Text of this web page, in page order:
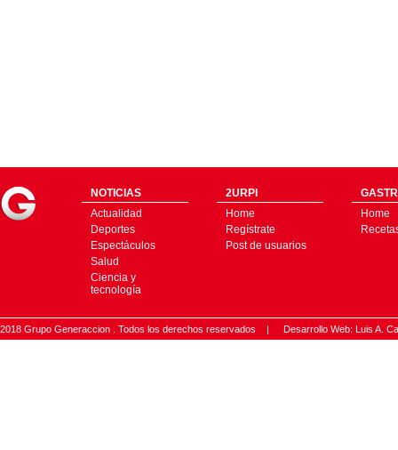
NOTICIAS
Actualidad
Deportes
Espectáculos
Salud
Ciencia y
tecnología
2URPI
Home
Regístrate
Post de usuarios
Home
2018 Grupo Generaccion . Todos los derechos reservados | Desarrollo Web: Luis